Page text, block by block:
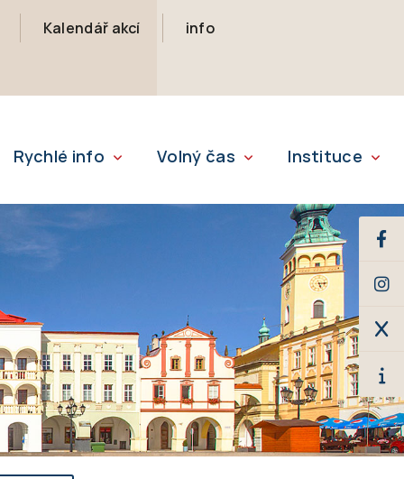
Kalendář akcí info
Rychlé info Volný čas Instituce